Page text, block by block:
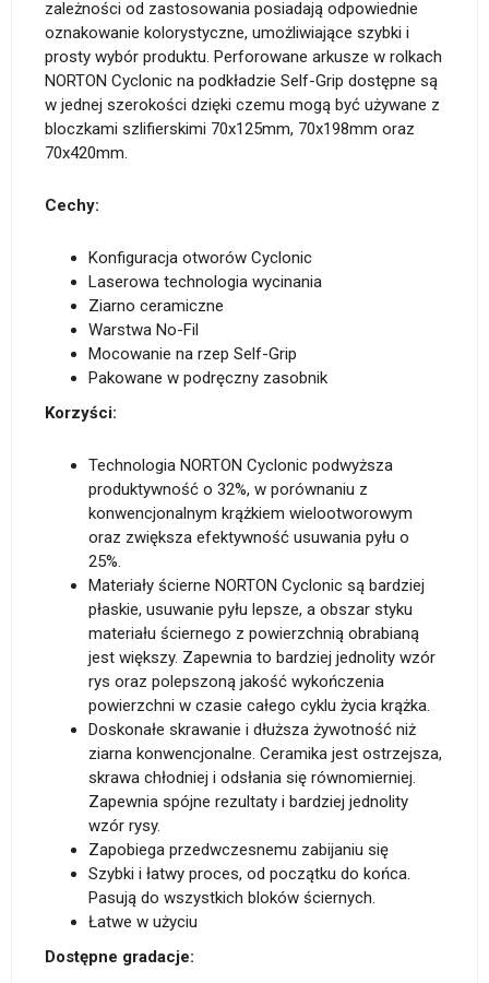
zależności od zastosowania posiadają odpowiednie
oznakowanie kolorystyczne, umożliwiające szybki i
prosty wybór produktu. Perforowane arkusze w rolkach
NORTON Cyclonic na podkładzie Self-Grip dostępne są
w jednej szerokości dzięki czemu mogą być używane z
bloczkami szlifierskimi 70x125mm, 70x198mm oraz
70x420mm.
Cechy:
Konfiguracja otworów Cyclonic
Laserowa technologia wycinania
Ziarno ceramiczne
Warstwa No-Fil
Mocowanie na rzep Self-Grip
Pakowane w podręczny zasobnik
Korzyści:
Technologia NORTON Cyclonic podwyższa
produktywność o 32%, w porównaniu z
konwencjonalnym krążkiem wielootworowym
oraz zwiększa efektywność usuwania pyłu o
25%.
Materiały ścierne NORTON Cyclonic są bardziej
płaskie, usuwanie pyłu lepsze, a obszar styku
materiału ściernego z powierzchnią obrabianą
jest większy. Zapewnia to bardziej jednolity wzór
rys oraz polepszoną jakość wykończenia
powierzchni w czasie całego cyklu życia krążka.
Doskonałe skrawanie i dłuższa żywotność niż
ziarna konwencjonalne. Ceramika jest ostrzejsza,
skrawa chłodniej i odsłania się równomierniej.
Zapewnia spójne rezultaty i bardziej jednolity
wzór rysy.
Zapobiega przedwczesnemu zabijaniu się
Szybki i łatwy proces, od początku do końca.
Pasują do wszystkich bloków ściernych.
Łatwe w użyciu
Dostępne gradacje: